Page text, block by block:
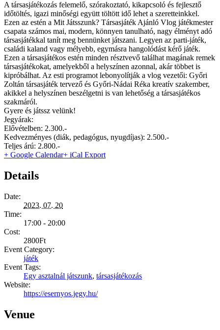
A társasjátékozás felemelő, szórakoztató, kikapcsoló és fejlesztő
időtöltés, igazi minőségi együtt töltött idő lehet a szeretteinkkel.
Ezen az estén a Mit Játsszunk? Társasjáték Ajánló Vlog játékmester
csapata számos mai, modern, könnyen tanulható, nagy élményt adó
társasjátékkal tanít meg bennünket játszani. Legyen az parti-játék,
családi kaland vagy mélyebb, egymásra hangolódást kérő játék.
Ezen a társasjátékos estén minden résztvevő találhat magának remek
társasjátékokat, amelyekből a helyszínen azonnal, akár többet is
kipróbálhat. Az esti programot lebonyolítják a vlog vezetői: Győri
Zoltán társasjáték tervező és Győri-Nádai Réka kreatív szakember,
akikkel a helyszínen beszélgetni is van lehetőség a társasjátékos
szakmáról.
Gyere és játssz velünk!
Jegyárak:
Elővételben: 2.300.-
Kedvezményes (diák, pedagógus, nyugdíjas): 2.500.-
Teljes árú: 2.800.-
+ Google Calendar+ iCal Export
Details
Date:
2023. 07. 20
Time:
17:00 - 20:00
Cost:
2800Ft
Event Category:
játék
Event Tags:
Egy asztalnál játszunk, társasjátékozás
Website:
https://esernyos.jegy.hu/
Venue